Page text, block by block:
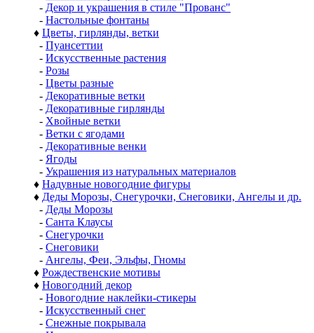
- Декор и украшения в стиле "Прованс"
- Настольные фонтаны
♦ Цветы, гирлянды, ветки
- Пуансеттии
- Искусственные растения
- Розы
- Цветы разные
- Декоративные ветки
- Декоративные гирлянды
- Хвойные ветки
- Ветки с ягодами
- Декоративные венки
- Ягоды
- Украшения из натуральных материалов
♦ Надувные новогодние фигуры
♦ Деды Морозы, Снегурочки, Снеговики, Ангелы и др.
- Деды Морозы
- Санта Клаусы
- Снегурочки
- Снеговики
- Ангелы, Феи, Эльфы, Гномы
♦ Рождественские мотивы
♦ Новогодний декор
- Новогодние наклейки-стикеры
- Искусственный снег
- Снежные покрывала